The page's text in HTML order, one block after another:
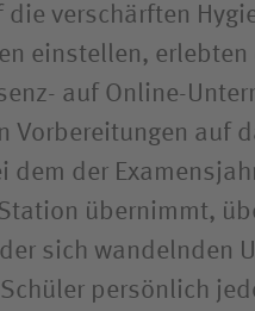
verschärften
einstellen,
auf Online-
Vorbereitungen auf
der
übernimmt,
sich wandelnden
persönlich